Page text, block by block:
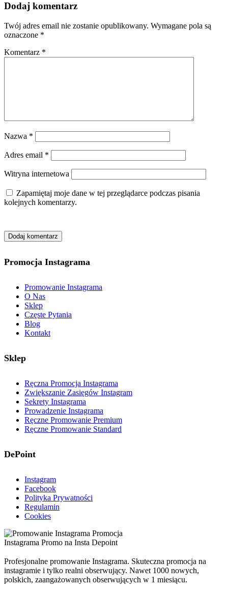
Dodaj komentarz
Twój adres email nie zostanie opublikowany. Wymagane pola są
oznaczone *
Komentarz *
Nazwa *
Adres email *
Witryna internetowa
Zapamiętaj moje dane w tej przeglądarce podczas pisania
kolejnych komentarzy.
Promocja Instagrama
Promowanie Instagrama
O Nas
Sklep
Częste Pytania
Blog
Kontakt
Sklep
Ręczna Promocja Instagrama
Zwiększanie Zasięgów Instagram
Sekrety Instagrama
Prowadzenie Instagrama
Ręczne Promowanie Premium
Ręczne Promowanie Standard
DePoint
Instagram
Facebook
Polityka Prywatności
Regulamin
Cookies
Profesjonalne promowanie Instagrama. Skuteczna promocja na
instagramie i tylko realni obserwujący. Nawet 1000 nowych,
polskich, zaangażowanych obserwujących w 1 miesiącu.